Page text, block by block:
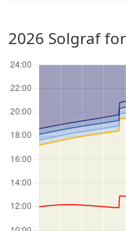
2026 Solgraf